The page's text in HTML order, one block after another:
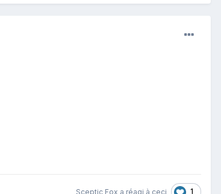
Sceptic Fox a réagi à ceci 1